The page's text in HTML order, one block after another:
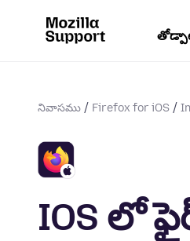
నివాసము Firefox for iOS
IOS లో